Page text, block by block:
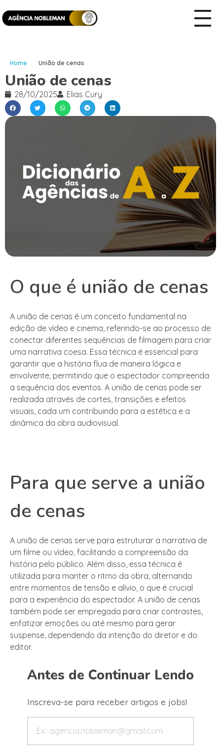
Home União de cenas
União de cenas
28/10/2025 Elias Cury
O que é união de cenas
A união de cenas é um conceito fundamental na
edição de vídeo e cinema, referindo-se ao processo de
conectar diferentes sequências de filmagem para criar
uma narrativa coesa. Essa técnica é essencial para
garantir que a história flua de maneira lógica e
envolvente, permitindo que o espectador compreenda
a sequência dos eventos. A união de cenas pode ser
realizada através de cortes, transições e efeitos
visuais, cada um contribuindo para a estética e a
dinâmica da obra audiovisual.
Para que serve a união
de cenas
A união de cenas serve para estruturar a narrativa de
um filme ou vídeo, facilitando a compreensão da
história pelo público. Além disso, essa técnica é
utilizada para manter o ritmo da obra, alternando
entre momentos de tensão e alívio, o que é crucial
para a experiência do espectador. A união de cenas
também pode ser empregada para criar contrastes,
enfatizar emoções ou até mesmo para gerar
suspense, dependendo da intenção do diretor e do
editor.
Antes de Continuar Lendo
Inscreva-se para receber artigos e jobs!